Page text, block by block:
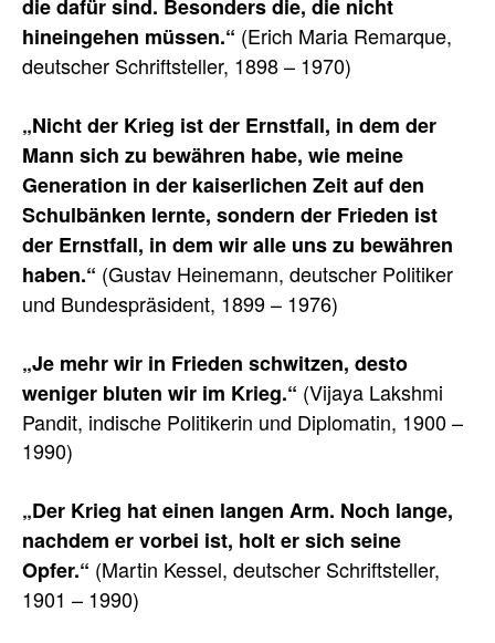
die dafür sind. Besonders die, die nicht
hineingehen müssen.“ (Erich Maria Remarque,
deutscher Schriftsteller, 1898 – 1970)
„Nicht der Krieg ist der Ernstfall, in dem der
Mann sich zu bewähren habe, wie meine
Generation in der kaiserlichen Zeit auf den
Schulbänken lernte, sondern der Frieden ist
der Ernstfall, in dem wir alle uns zu bewähren
haben.“ (Gustav Heinemann, deutscher Politiker
und Bundespräsident, 1899 – 1976)
„Je mehr wir in Frieden schwitzen, desto
weniger bluten wir im Krieg.“ (Vijaya Lakshmi
Pandit, indische Politikerin und Diplomatin, 1900 –
1990)
„Der Krieg hat einen langen Arm. Noch lange,
nachdem er vorbei ist, holt er sich seine
Opfer.“ (Martin Kessel, deutscher Schriftsteller,
1901 – 1990)